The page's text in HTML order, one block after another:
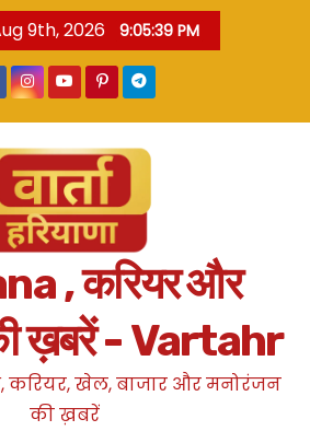
9th, 2026 9:05:40 PM
, करियर और
ख़बरें - Vartahr
करियर, खेल, बाजार और मनोरंजन
की ख़बरें